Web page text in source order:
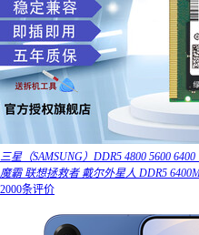
三星（SAMSUNG）DDR5 4800 5600
魔霸 联想拯救者 戴尔外星人 DDR5
2000条评价